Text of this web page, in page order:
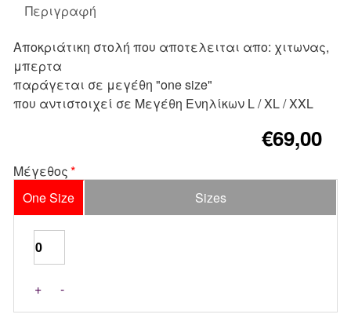
Περιγραφή
Αποκριάτικη στολή που αποτελειται απο: χιτωνας,
μπερτα
παράγεται σε μεγέθη "one size"
που αντιστοιχεί σε Μεγέθη Ενηλίκων L / XL / XXL
€69,00
Μέγεθος
One Size
Sizes
+ -